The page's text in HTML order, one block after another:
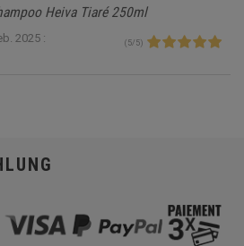
Heiva Tiaré 250ml
2025 : ( 5/ 5)